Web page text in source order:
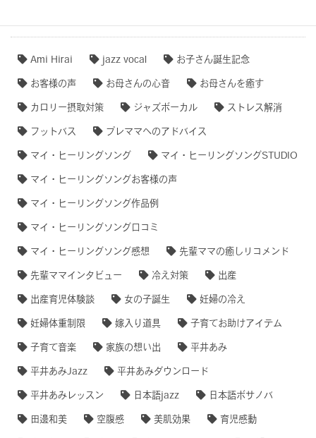
Ami Hirai jazz vocal お子さん誕生記念
お客様の声 お母さんの心音 お母さんを癒す
カロリー摂取対策 ジャズボーカル ストレス解消
フットバス プレママへのアドバイス
マイ・ヒーリングソング マイ・ヒーリングソングSTUDIO
マイ・ヒーリングソングお客様の声
マイ・ヒーリングソング作品例
マイ・ヒーリングソング口コミ
マイ・ヒーリングソング感想 先輩ママの癒しリコメンド
先輩ママインタビュー 冷え対策 出産
出産育児体験談 女の子誕生 妊婦の冷え
妊婦体重制限 嫁入り道具 子育てお助けアイテム
子育て音楽 家族の想い出 平井あみ
平井あみJazz 平井あみダウンロード
平井あみレッスン 日本語jazz 日本語ボサノバ
田邊和美 空腹感 美肌効果 育児感動